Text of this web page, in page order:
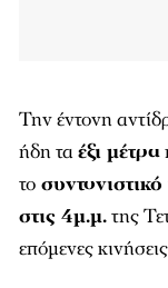
Την έντονη
ήδη ταέξι μέτρα
το
στις 4μ.μ.της
επόμενες